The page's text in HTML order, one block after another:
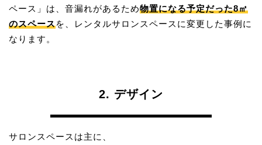
ペース」は、音漏れがあるため物置になる予定だった8㎡
のスペースを、レンタルサロンスペースに変更した事例に
なります。
2. デザイン
サロンスペースは主に、